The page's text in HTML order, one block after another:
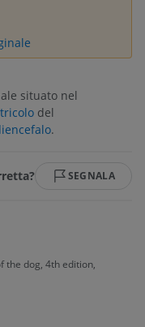
situato nel
del
.
SEGNALA
the dog, 4th edition,